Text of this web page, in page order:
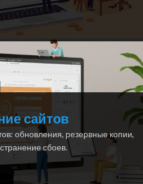
сайтов
обновления, резервные копии,
сбоев.